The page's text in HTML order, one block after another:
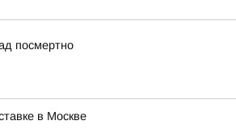
посмертно
в Москве